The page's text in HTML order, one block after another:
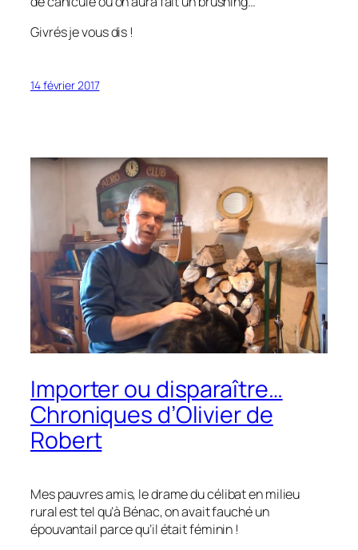
Givrés je vous dis !
14 février 2017
Importer ou disparaître…
Chroniques d’Olivier de
Robert
Mes pauvres amis, le drame du célibat en milieu
rural est tel qu’à Bénac, on avait fauché un
épouvantail parce qu’il était féminin !